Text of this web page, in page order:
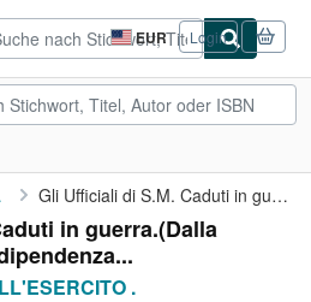
EUR
Seite
der
Einkaufseinstellungen.
Login
. Gli Ufficiali di S.M. Caduti in guerra.(Dalla seconda guerra ...
in guerra.(Dalla
.